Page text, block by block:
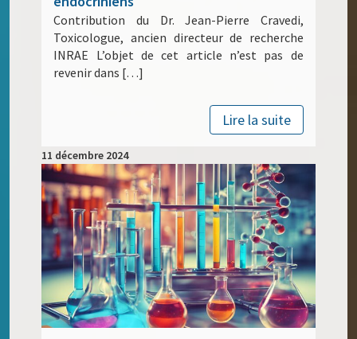
Contribution du Dr. Jean-Pierre Cravedi,
Toxicologue, ancien directeur de recherche
INRAE L’objet de cet article n’est pas de
revenir dans […]
Lire la suite
11 décembre 2024